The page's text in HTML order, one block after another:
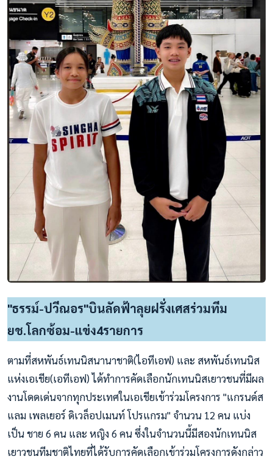
"ธรรม์-ปวีณอร"บินลัดฟ้าลุยฝรั่งเศสร่วมทีม
ยช.โลกซ้อม-แข่ง4รายการ
ตามที่สหพันธ์เทนนิสนานาชาติ(ไอทีเอฟ) และ สหพันธ์เทนนิส
แห่งเอเชีย(เอทีเอฟ) ได้ทำการคัดเลือกนักเทนนิสเยาวชนที่มีผล
งานโดดเด่นจากทุกประเทศในเอเชียเข้าร่วมโครงการ "แกรนด์ส
แลม เพลเยอร์ ดิเวล็อปเมนท์ โปรแกรม" จำนวน 12 คน แบ่ง
เป็น ชาย 6 คน และ หญิง 6 คน ซึ่งในจำนวนนี้มีสองนักเทนนิส
เยาวชนทีมชาติไทยที่ได้รับการคัดเลือกเข้าร่วมโครงการดังกล่าว